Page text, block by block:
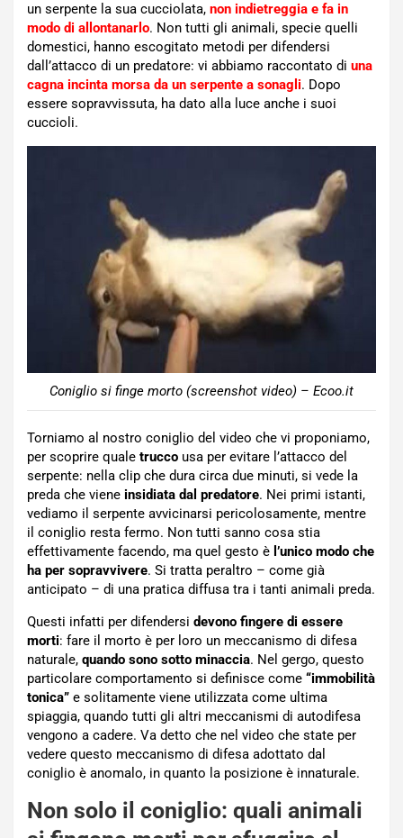
un serpente la sua cucciolata, non indietreggia e fa in
modo di allontanarlo. Non tutti gli animali, specie quelli
domestici, hanno escogitato metodi per difendersi
dall’attacco di un predatore: vi abbiamo raccontato di una
cagna incinta morsa da un serpente a sonagli. Dopo
essere sopravvissuta, ha dato alla luce anche i suoi
cuccioli.
Coniglio si finge morto (screenshot video) – Ecoo.it
Torniamo al nostro coniglio del video che vi proponiamo,
per scoprire quale trucco usa per evitare l’attacco del
serpente: nella clip che dura circa due minuti, si vede la
preda che viene insidiata dal predatore. Nei primi istanti,
vediamo il serpente avvicinarsi pericolosamente, mentre
il coniglio resta fermo. Non tutti sanno cosa stia
effettivamente facendo, ma quel gesto è l’unico modo che
ha per sopravvivere. Si tratta peraltro – come già
anticipato – di una pratica diffusa tra i tanti animali preda.
Questi infatti per difendersi devono fingere di essere
morti: fare il morto è per loro un meccanismo di difesa
naturale, quando sono sotto minaccia. Nel gergo, questo
particolare comportamento si definisce come “immobilità
tonica” e solitamente viene utilizzata come ultima
spiaggia, quando tutti gli altri meccanismi di autodifesa
vengono a cadere. Va detto che nel video che state per
vedere questo meccanismo di difesa adottato dal
coniglio è anomalo, in quanto la posizione è innaturale.
Non solo il coniglio: quali animali